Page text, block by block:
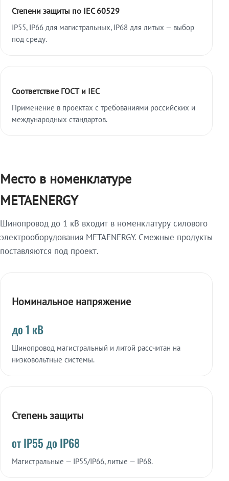
Степени защиты по IEC 60529
IP55, IP66 для магистральных, IP68 для литых — выбор
под среду.
Соответствие ГОСТ и IEC
Применение в проектах с требованиями российских и
международных стандартов.
Место в номенклатуре
METAENERGY
Шинопровод до 1 кВ входит в номенклатуру силового
электрооборудования METAENERGY. Смежные продукты
поставляются под проект.
Номинальное напряжение
до 1 кВ
Шинопровод магистральный и литой рассчитан на
низковольтные системы.
Степень защиты
от IP55 до IP68
Магистральные — IP55/IP66, литые — IP68.